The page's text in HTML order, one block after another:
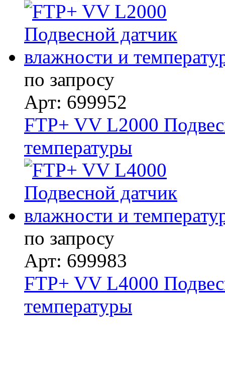
по запросу
Арт: 699952
FTP+ VV L2000
температуры
по запросу
Арт: 699983
FTP+ VV L4000
температуры